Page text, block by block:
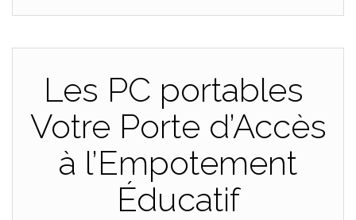
Les PC portables
Votre Porte d’Accès
à l’Empotement
Éducatif